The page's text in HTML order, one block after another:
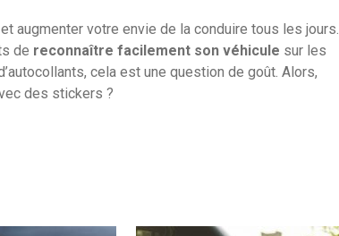
et augmenter votre envie de la conduire tous les jours.
de reconnaître facilement son véhicule sur les
cela est une question de goût. Alors,
des stickers ?